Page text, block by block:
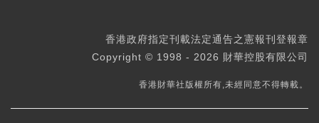
香港政府指定刊載法定通告之憲報刊登報章
Copyright © 1998 - 2026 財華控股有限公司
香港財華社版權所有,未經同意不得轉載。